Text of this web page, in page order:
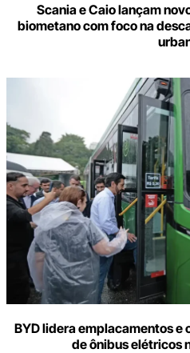
Scania e Caio lançam
biometano com foco na
BYD lidera emplacamentos e
de ônibus elétricos